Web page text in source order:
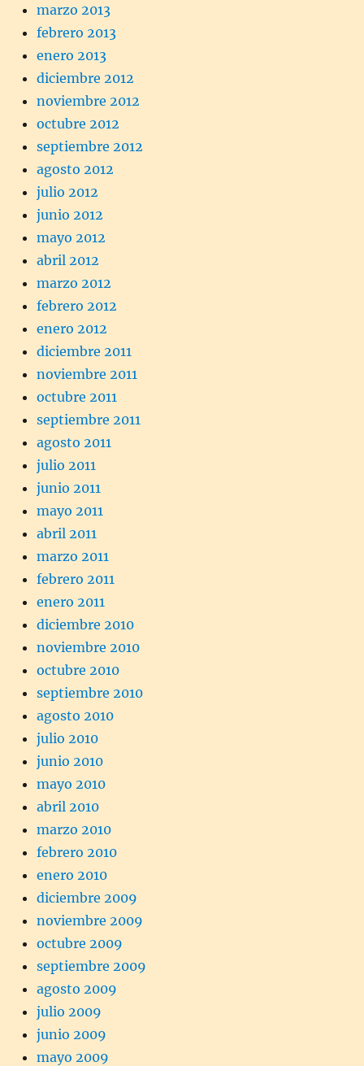
marzo 2013
febrero 2013
enero 2013
diciembre 2012
noviembre 2012
octubre 2012
septiembre 2012
agosto 2012
julio 2012
junio 2012
mayo 2012
abril 2012
marzo 2012
febrero 2012
enero 2012
diciembre 2011
noviembre 2011
octubre 2011
septiembre 2011
agosto 2011
julio 2011
junio 2011
mayo 2011
abril 2011
marzo 2011
febrero 2011
enero 2011
diciembre 2010
noviembre 2010
octubre 2010
septiembre 2010
agosto 2010
julio 2010
junio 2010
mayo 2010
abril 2010
marzo 2010
febrero 2010
enero 2010
diciembre 2009
noviembre 2009
octubre 2009
septiembre 2009
agosto 2009
julio 2009
junio 2009
mayo 2009